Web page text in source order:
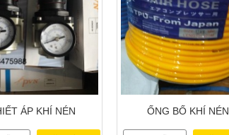
ÁP KHÍ NÉN ỐNG BỐ KHÍ NÉN